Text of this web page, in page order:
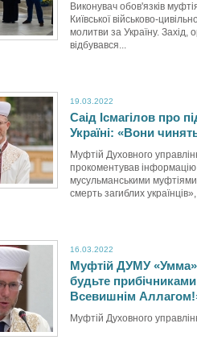
Виконувач обов'язків
Київської військово-
молитви за Україну. Захід,
відбувався...
19.03.2022
Саід Ісмагілов про
Україні: «Вони
Муфтій Духовного
прокоментував
мусульманськими
смерть загиблих
16.03.2022
Муфтій ДУМУ
будьте
Всевишнім
Муфтій Духовного